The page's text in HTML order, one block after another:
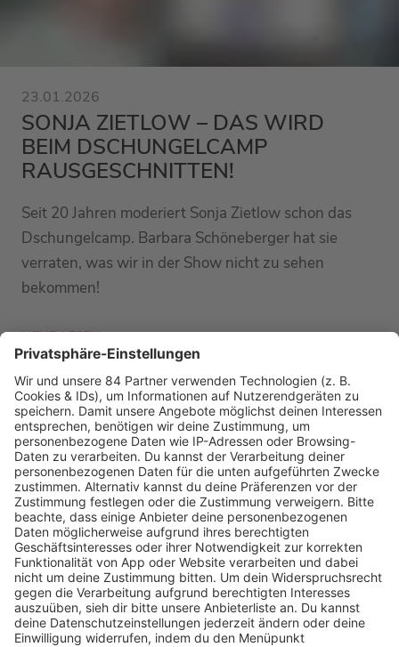
23.01.2026
SONJA ZIETLOW – DAS WIRD
BEIM DSCHUNGELCAMP
RAUSGESCHNITTEN!
Seit 20 Jahren moderiert Sonja Zietlow schon das
Dschungelcamp. Barbara Schöneberger hat sie
verraten, was wir in der Show nicht zu sehen
bekommen!
MEHR LESEN
PODCAST-GÄSTE: MEHR NEWS
HOME
RADIOS
barba radio
Lagerfeuer
Füße hoch
Schmusekatze